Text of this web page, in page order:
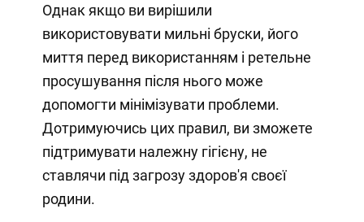
Однак якщо ви вирішили
використовувати мильні бруски, його
миття перед використанням і ретельне
просушування після нього може
допомогти мінімізувати проблеми.
Дотримуючись цих правил, ви зможете
підтримувати належну гігієну, не
ставлячи під загрозу здоров'я своєї
родини.